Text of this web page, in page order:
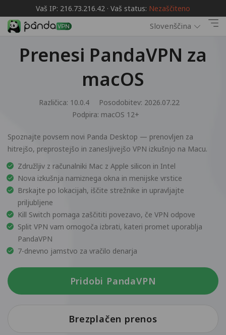
Vaš IP: 216.73.216.42 · Vaš status: Nezaščiteno
Slovenščina
Prenesi PandaVPN za
macOS
Različica: 10.0.4
Posodobitev: 2026.07.22
Podpira: macOS 12+
Spoznajte povsem novi Panda Desktop — prenovljen za
hitrejšo, preprostejšo in zanesljivejšo VPN izkušnjo na Macu.
Združljiv z računalniki Mac z Apple silicon in Intel
Nova izkušnja namiznega okna in menijske vrstice
Brskajte po lokacijah, iščite strežnike in upravljajte
priljubljene
Kill Switch pomaga zaščititi povezavo, če VPN odpove
Split VPN vam omogoča izbrati, kateri promet uporablja
PandaVPN
7-dnevno jamstvo za vračilo denarja
Pridobi PandaVPN
Brezplačen prenos